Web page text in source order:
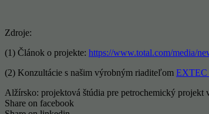
Zdroje:
(1) Článok o projekte: https://www.total.com/media/
(2) Konzultácie s našim výrobným riaditeľom EXTEC
Alžírsko: projektová štúdia pre petrochemický projekt
Share on facebook